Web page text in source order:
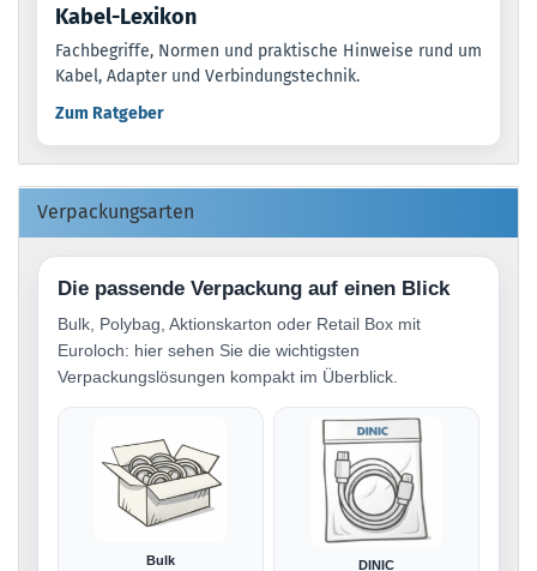
Kabel-Lexikon
Fachbegriffe, Normen und praktische Hinweise rund um
Kabel, Adapter und Verbindungstechnik.
Zum Ratgeber
Verpackungsarten
Die passende Verpackung auf einen Blick
Bulk, Polybag, Aktionskarton oder Retail Box mit
Euroloch: hier sehen Sie die wichtigsten
Verpackungslösungen kompakt im Überblick.
Bulk
DINIC